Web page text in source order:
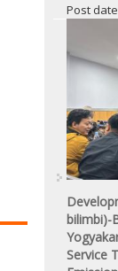
Post
bilimbi)-
Service